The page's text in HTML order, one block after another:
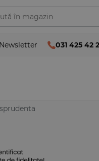
Newsletter 031 425 42